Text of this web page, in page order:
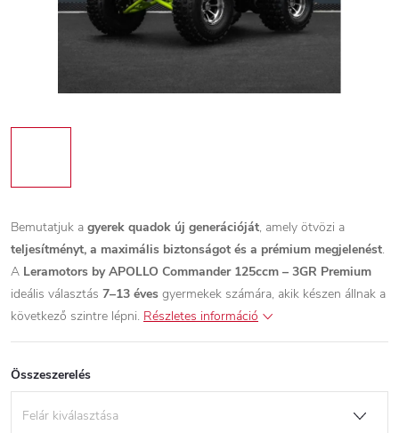
Bemutatjuk a gyerek quadok új generációját, amely ötvözi a
teljesítményt, a maximális biztonságot és a prémium megjelenést.
A Leramotors by APOLLO Commander 125ccm – 3GR Premium
ideális választás 7–13 éves gyermekek számára, akik készen állnak a
következő szintre lépni. Részletes információ
Összeszerelés